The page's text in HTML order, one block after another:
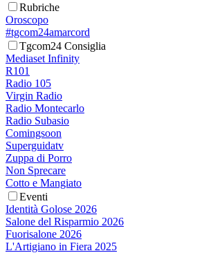
Rubriche
Oroscopo
#tgcom24amarcord
Tgcom24 Consiglia
Mediaset Infinity
R101
Radio 105
Virgin Radio
Radio Montecarlo
Radio Subasio
Comingsoon
Superguidatv
Zuppa di Porro
Non Sprecare
Cotto e Mangiato
Eventi
Identità Golose 2026
Salone del Risparmio 2026
Fuorisalone 2026
L'Artigiano in Fiera 2025